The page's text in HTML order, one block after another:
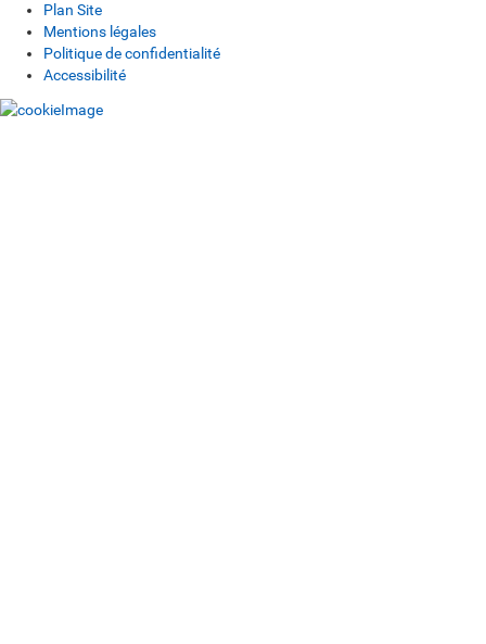
Plan Site
Mentions légales
Politique de confidentialité
Accessibilité